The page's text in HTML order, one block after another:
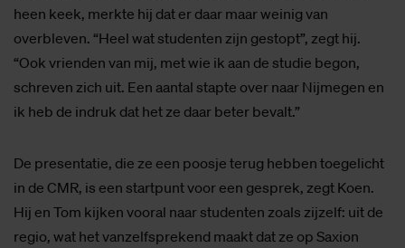
heen keek, merkte hij dat er daar maar weinig van
overbleven. “Heel wat studenten zijn gestopt”, zegt hij.
“Ook vrienden van mij, met wie ik aan de studie begon,
schreven zich uit. Een aantal stapte over naar Nijmegen en
ik heb de indruk dat het ze daar beter bevalt.”
De presentatie, die ze een poosje terug hebben toegelicht
in de CMR, is een startpunt voor een gesprek, zegt Koen.
Hij en Tom kijken vooral naar studenten zoals zijzelf: uit de
regio, wat het vanzelfsprekend maakt dat ze op Saxion